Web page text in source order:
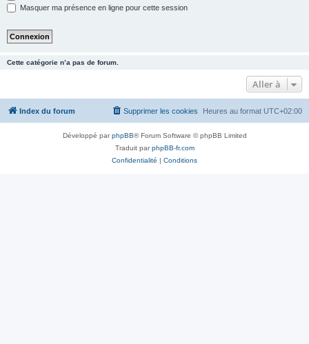
Masquer ma présence en ligne pour cette session
Cette catégorie n’a pas de forum.
Aller à
Index du forum Heures au format UTC+02:00
Supprimer les cookies
Développé parphpBB® Forum Software © phpBB Limited
Traduit parphpBB-fr.com
Confidentialité | Conditions